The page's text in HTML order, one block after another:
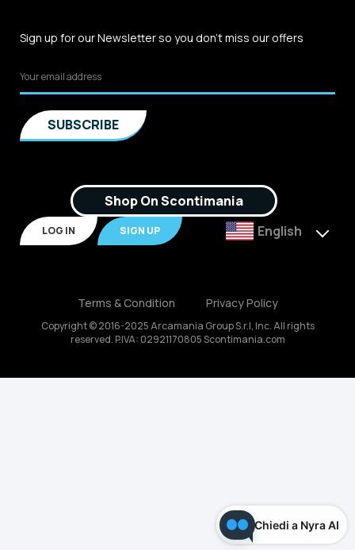
Chiedi a Nyra AI
Sign up for our Newsletter so you don't miss our offers
Shop On Scontimania
LOG IN SIGN UP English
Copyright © 2016-2025 Arcamania Group S.r.l, Inc. All rights
reserved. P.IVA: 02921170805 Scontimania.com
Terms & Condition Privacy Policy